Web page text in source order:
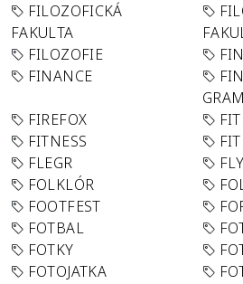
FILOZOFICKÁ
FAKULTA
FILOZOFIE
FINANCE
FIREFOX
FIT
FITNESS
FLEGR
FOLKLÓR
FOOTFEST
FOTBAL
FOTKY
FOTOJATKA